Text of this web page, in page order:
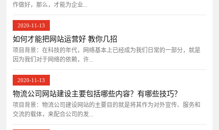
作做好，那么，才能为企业...
2020-11-13
如何才能把网站运营好 教你几招
项目背景：在科技的年代，网络基本上已经成为我们日常的一部分，就是
因为我们对于网络的依赖，许...
2020-11-13
物流公司网站建设主要包括哪些内容？有哪些技巧？
项目背景：物流公司建设网站的主要目的就是将其作为对外宣传、服务和
交流的载体，来配合公司的发...